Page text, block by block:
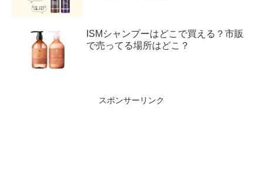
ISMシャンプーはどこで買える？市販
で売ってる場所はどこ？
スポンサーリンク